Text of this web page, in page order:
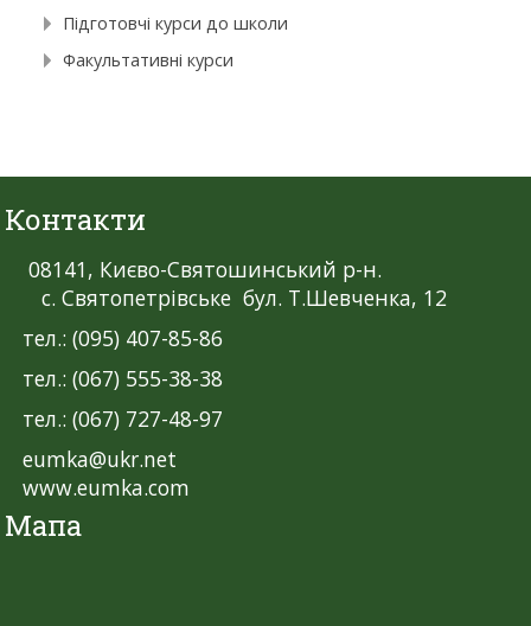
Підготовчі курси до школи
Факультативні курси
Контакти
08141, Києво-Святошинський р-н.
с. Святопетрівське бул. Т.Шевченка, 12
тел.: (095) 407-85-86
тел.: (067) 555-38-38
тел.: (067) 727-48-97
eumka@ukr.net
www.eumka.com
Мапа